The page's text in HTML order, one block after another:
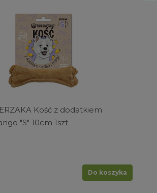
Kość z dodatkiem
"S" 10cm 1szt
Do koszyka